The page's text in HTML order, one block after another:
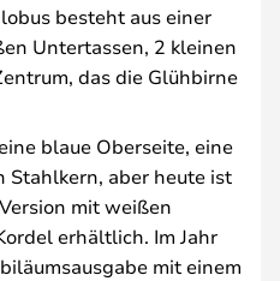
besteht aus einer
Untertassen, 2 kleinen
das die Glühbirne
blaue Oberseite, eine
Stahlkern, aber heute ist
mit weißen
erhältlich. Im Jahr
mit einem